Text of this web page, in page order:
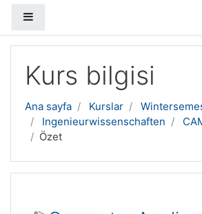
Kurs bilgisi
Ana sayfa Kurslar
Ingenieurwissenschaften
Özet